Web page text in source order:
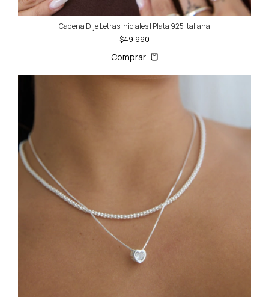
Cadena Dije Letras Iniciales | Plata 925 Italiana
$49.990
Comprar